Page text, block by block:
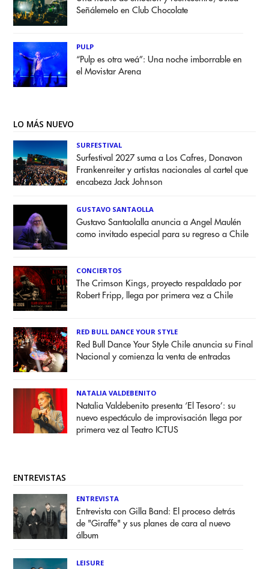
Señálemelo en Club Chocolate
PULP
“Pulp es otra weá”: Una noche imborrable en
el Movistar Arena
LO MÁS NUEVO
SURFESTIVAL
Surfestival 2027 suma a Los Cafres, Donavon
Frankenreiter y artistas nacionales al cartel que
encabeza Jack Johnson
GUSTAVO SANTAOLLA
Gustavo Santaolalla anuncia a Angel Maulén
como invitado especial para su regreso a Chile
CONCIERTOS
The Crimson Kings, proyecto respaldado por
Robert Fripp, llega por primera vez a Chile
RED BULL DANCE YOUR STYLE
Red Bull Dance Your Style Chile anuncia su Final
Nacional y comienza la venta de entradas
NATALIA VALDEBENITO
Natalia Valdebenito presenta ‘El Tesoro’: su
nuevo espectáculo de improvisación llega por
primera vez al Teatro ICTUS
ENTREVISTAS
ENTREVISTA
Entrevista con Gilla Band: El proceso detrás
de "Giraffe" y sus planes de cara al nuevo
álbum
LEISURE